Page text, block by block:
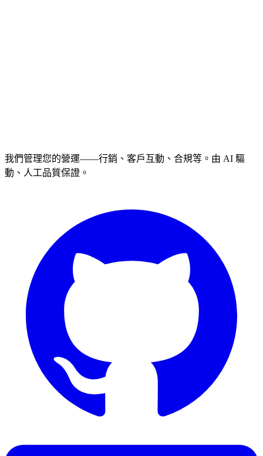
我們管理您的營運——行銷、客戶互動、合規等。由 AI 驅
動、人工品質保證。